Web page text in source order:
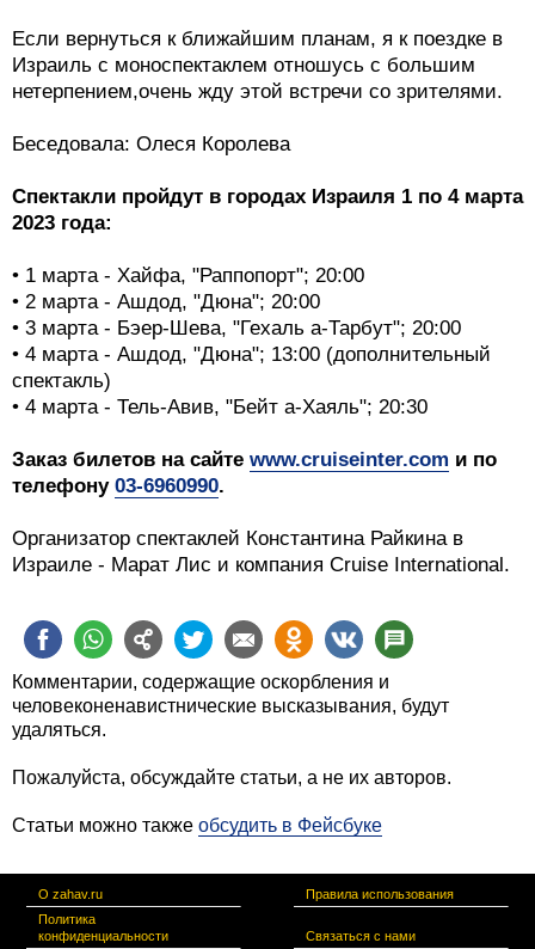
Если вернуться к ближайшим планам, я к поездке в
Израиль с моноспектаклем отношусь с большим
нетерпением,очень жду этой встречи со зрителями.
Беседовала: Олеся Королева
Спектакли пройдут в городах Израиля 1 по 4 марта
2023 года:
• 1 марта - Хайфа, "Раппопорт"; 20:00
• 2 марта - Ашдод, "Дюна"; 20:00
• 3 марта - Бэер-Шева, "Гехаль а-Тарбут"; 20:00
• 4 марта - Ашдод, "Дюна"; 13:00 (дополнительный
спектакль)
• 4 марта - Тель-Авив, "Бейт а-Хаяль"; 20:30
Заказ билетов на сайте www.cruiseinter.com и по
телефону 03-6960990.
Организатор спектаклей Константина Райкина в
Израиле - Марат Лис и компания Cruise International.
Комментарии, содержащие оскорбления и
человеконенавистнические высказывания, будут
удаляться.
Пожалуйста, обсуждайте статьи, а не их авторов.
Статьи можно также обсудить в Фейсбуке
О zahav.ru
Правила использования
Политика
конфиденциальности
Связаться с нами